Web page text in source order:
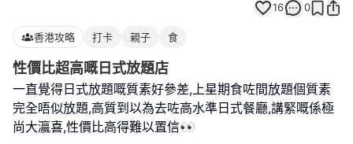
16 0
香港攻略 打卡 親子 食
性價比超高嘅日式放題店
一直覺得日式放題嘅質素好參差,上星期食咗間放題個質素
完全唔似放題,高質到以為去咗高水準日式餐廳,講緊嘅係極
尚大瀛喜,性價比高得難以置信👀